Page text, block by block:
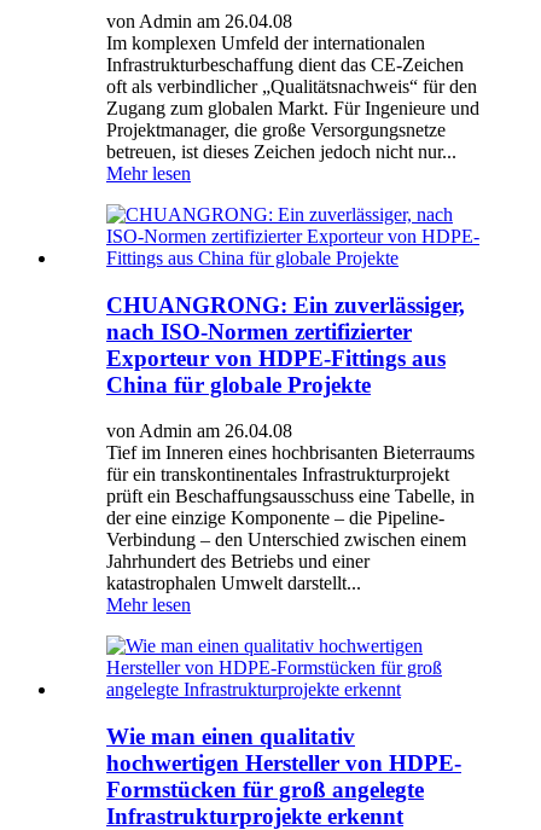
von Admin am 26.04.08
Im komplexen Umfeld der internationalen
Infrastrukturbeschaffung dient das CE-Zeichen
oft als verbindlicher „Qualitätsnachweis“ für den
Zugang zum globalen Markt. Für Ingenieure und
Projektmanager, die große Versorgungsnetze
betreuen, ist dieses Zeichen jedoch nicht nur...
Mehr lesen
CHUANGRONG: Ein zuverlässiger,
nach ISO-Normen zertifizierter
Exporteur von HDPE-Fittings aus
China für globale Projekte
von Admin am 26.04.08
Tief im Inneren eines hochbrisanten Bieterraums
für ein transkontinentales Infrastrukturprojekt
prüft ein Beschaffungsausschuss eine Tabelle, in
der eine einzige Komponente – die Pipeline-
Verbindung – den Unterschied zwischen einem
Jahrhundert des Betriebs und einer
katastrophalen Umwelt darstellt...
Mehr lesen
Wie man einen qualitativ
hochwertigen Hersteller von HDPE-
Formstücken für groß angelegte
Infrastrukturprojekte erkennt